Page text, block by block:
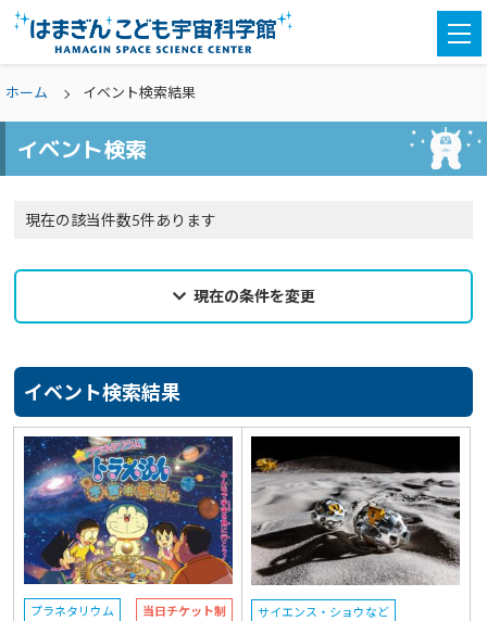
ホーム イベント検索結果
イベント検索
現在の該当件数5件あります
現在の条件を変更
カテゴリ
親子参加 選択なし
対象学年 どなたでも
予約 選択なし
参加費（入館料別途） 選択なし
イベント検索結果
プラネタリウム 当日チケット制 サイエンス・ショウなど